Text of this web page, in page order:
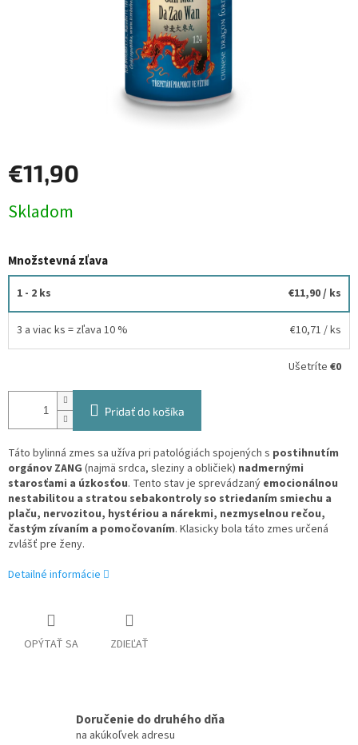
€11,90
cena:
Skladom
Množstevná zľava
1 - 2 ks €11,90/ ks
3 a viac ks = zľava 10 % €10,71 / ks
Ušetríte €0
Pridať do košíka
Táto bylinná zmes sa užíva pri patológiách spojených s postihnutím
orgánov ZANG (najmä srdca, sleziny a obličiek) nadmernými
starosťami a úzkosťou. Tento stav je sprevádzaný emocionálnou
nestabilitou a stratou sebakontroly so striedaním smiechu a
plaču, nervozitou, hystériou a nárekmi, nezmyselnou rečou,
častým zívaním a pomočovaním. Klasicky bola táto zmes určená
zvlášť pre ženy.
Detailné informácie
OPÝTAŤ SA ZDIEĽAŤ
Doručenie do druhého dňa
na akúkoľvek adresu